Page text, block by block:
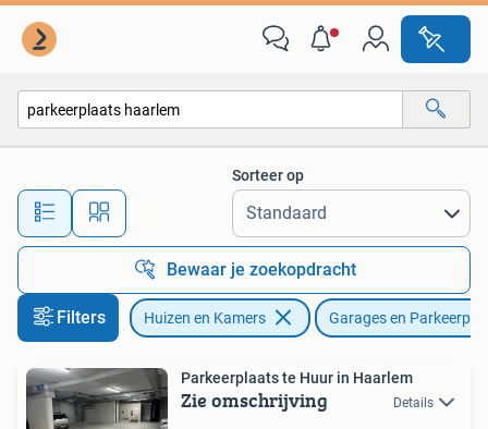
Alle afstanden…
Sorteer op
Bewaar je zoekopdracht
Filters Huizen en Kamers Garages en
Parkeerplaats te Huur in Haarlem
Zie omschrijving Details